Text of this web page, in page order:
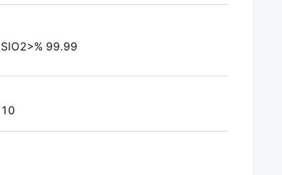
SIO2>% 99.99
10